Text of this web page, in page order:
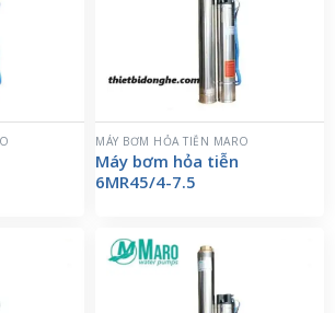
MÁY BƠM HỎA TIỄN MARO
Máy bơm hỏa tiễn
6MR45/4-7.5